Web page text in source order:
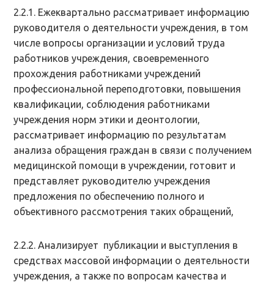
2.2.1. Ежеквартально рассматривает информацию
руководителя о деятельности учреждения, в том
числе вопросы организации и условий труда
работников учреждения, своевременного
прохождения работниками учреждений
профессиональной переподготовки, повышения
квалификации, соблюдения работниками
учреждения норм этики и деонтологии,
рассматривает информацию по результатам
анализа обращения граждан в связи с получением
медицинской помощи в учреждении, готовит и
представляет руководителю учреждения
предложения по обеспечению полного и
объективного рассмотрения таких обращений,
2.2.2. Анализирует публикации и выступления в
средствах массовой информации о деятельности
учреждения, а также по вопросам качества и